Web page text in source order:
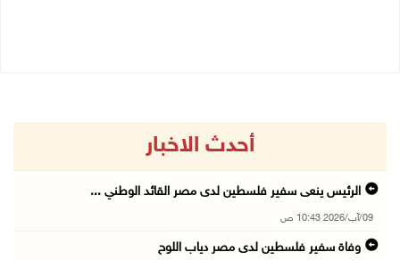
أحدث الاخبار
الرئيس ينعى سفير فلسطين لدى مصر القائد الوطني ...
09/آب/2026 10:43 ص
وفاة سفير فلسطين لدى مصر دياب اللوح